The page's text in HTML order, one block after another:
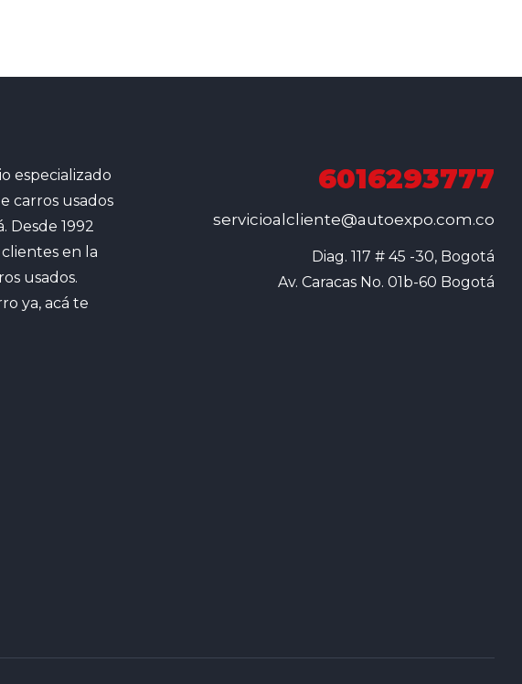
especializado
carros usados
Desde 1992
en la
usados.
ya, acá te
6016293777
servicioalcliente@autoexpo.com.co
Diag. 117 # 45 -30, Bogotá
Av. Caracas No. 01b-60 Bogotá